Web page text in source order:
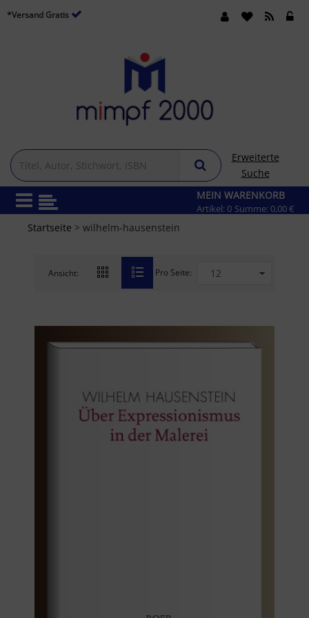
*Versand Gratis
Erweiterte
Suche
MEIN WARENKORB
Artikel: 0 Summe: 0,00 €
Startseite > wilhelm-hausenstein
Ansicht: Pro Seite: